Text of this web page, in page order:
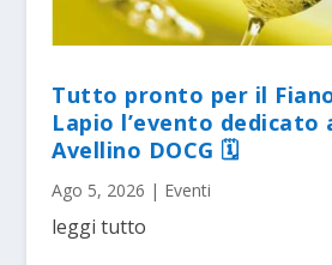
Tutto pronto per il
Lapio l’evento dedicato
Avellino DOCG 🗓
Ago 5, 2026 | Eventi
leggi tutto